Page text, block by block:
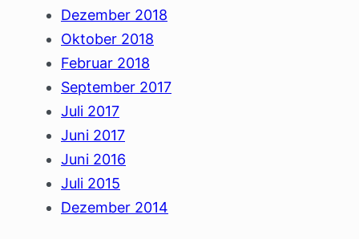
Dezember 2018
Oktober 2018
Februar 2018
September 2017
Juli 2017
Juni 2017
Juni 2016
Juli 2015
Dezember 2014